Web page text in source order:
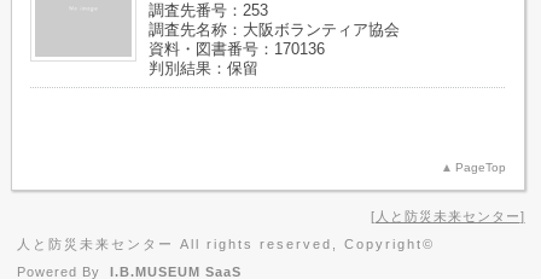
調査先番号：253
調査先名称：大阪ボランティア協会
資料・図書番号：170136
判別結果：保留
PageTop
人と防災未来センター
人と防災未来センター All rights reserved, Copyright©
Powered By
I.B.MUSEUM SaaS